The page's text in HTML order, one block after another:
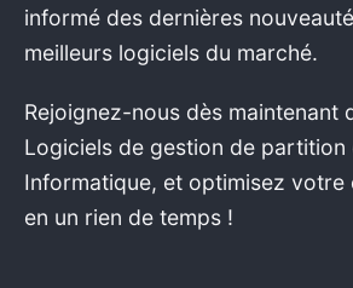
informé des dernières
meilleurs logiciels du marché.
Rejoignez-nous dès maintenant
Logiciels de gestion de partition
Informatique, et optimisez votre
en un rien de temps !